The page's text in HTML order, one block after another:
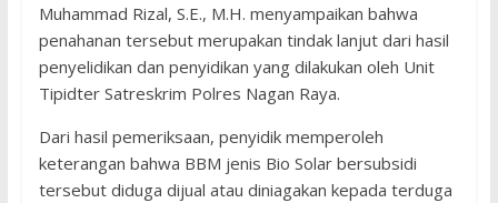
Muhammad Rizal, S.E., M.H. menyampaikan bahwa
penahanan tersebut merupakan tindak lanjut dari hasil
penyelidikan dan penyidikan yang dilakukan oleh Unit
Tipidter Satreskrim Polres Nagan Raya.
Dari hasil pemeriksaan, penyidik memperoleh
keterangan bahwa BBM jenis Bio Solar bersubsidi
tersebut diduga dijual atau diniagakan kepada terduga